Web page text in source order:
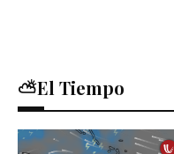
⛅El Tiempo